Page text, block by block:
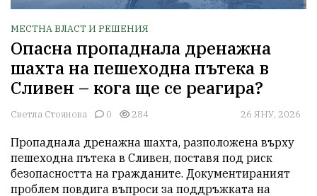
МЕСТНА ВЛАСТ И РЕШЕНИЯ
Опасна пропаднала дренажна
шахта на пешеходна пътека в
Сливен – кога ще се реагира?
Светла Стоянова 0 284 26 ЯНУ, 2026
Пропаднала дренажна шахта, разположена върху
пешеходна пътека в Сливен, поставя под риск
безопасността на гражданите. Документираният
проблем повдига въпроси за поддръжката на